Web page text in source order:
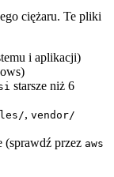
ciężaru. Te pliki
i aplikacji)
starsze niż 6
, vendor/
(sprawdź przez aws